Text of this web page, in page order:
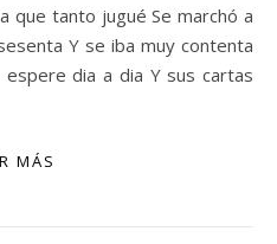
Y se iba muy contenta
dia a dia Y sus cartas
MÁS